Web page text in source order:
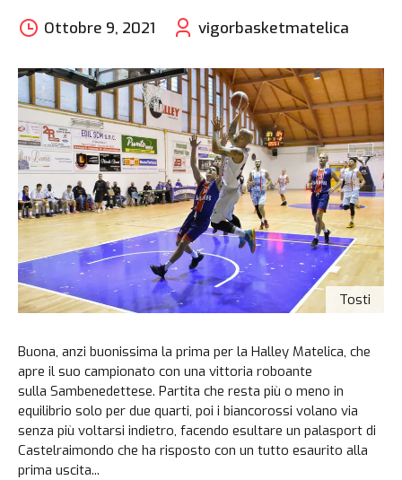
Ottobre 9, 2021 vigorbasketmatelica
Tosti
Buona, anzi buonissima la prima per la Halley Matelica, che
apre il suo campionato con una vittoria roboante
sulla Sambenedettese. Partita che resta più o meno in
equilibrio solo per due quarti, poi i biancorossi volano via
senza più voltarsi indietro, facendo esultare un palasport di
Castelraimondo che ha risposto con un tutto esaurito alla
prima uscita...